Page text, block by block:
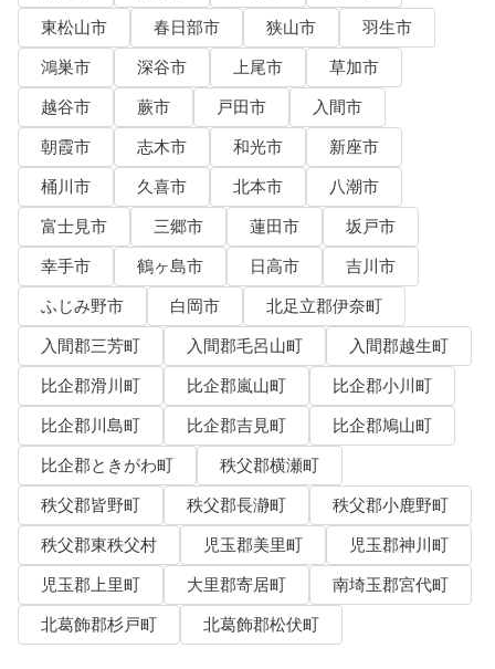
東松山市
春日部市 狭山市
羽生市
鴻巣市
深谷市 上尾市
草加市
越谷市
蕨市 戸田市
入間市
朝霞市
志木市 和光市
新座市
桶川市
久喜市 北本市
八潮市
富士見市
三郷市 蓮田市
坂戸市
幸手市
鶴ヶ島市 日高市
吉川市
ふじみ野市
白岡市
北足立郡伊奈町
入間郡三芳町
入間郡毛呂山町
入間郡越生町
比企郡滑川町
比企郡嵐山町
比企郡小川町
比企郡川島町
比企郡吉見町
比企郡鳩山町
比企郡ときがわ町
秩父郡横瀬町
秩父郡皆野町
秩父郡長瀞町
秩父郡小鹿野町
秩父郡東秩父村
児玉郡美里町
児玉郡神川町
児玉郡上里町
大里郡寄居町
南埼玉郡宮代町
北葛飾郡杉戸町
北葛飾郡松伏町